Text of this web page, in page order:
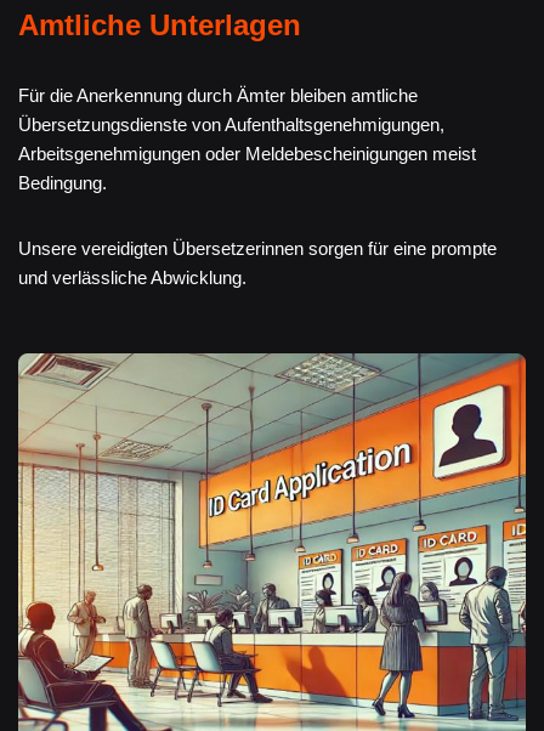
Amtliche Unterlagen
Für die Anerkennung durch Ämter bleiben amtliche
Übersetzungsdienste von Aufenthaltsgenehmigungen,
Arbeitsgenehmigungen oder Meldebescheinigungen meist
Bedingung.
Unsere vereidigten Übersetzerinnen sorgen für eine prompte
und verlässliche Abwicklung.